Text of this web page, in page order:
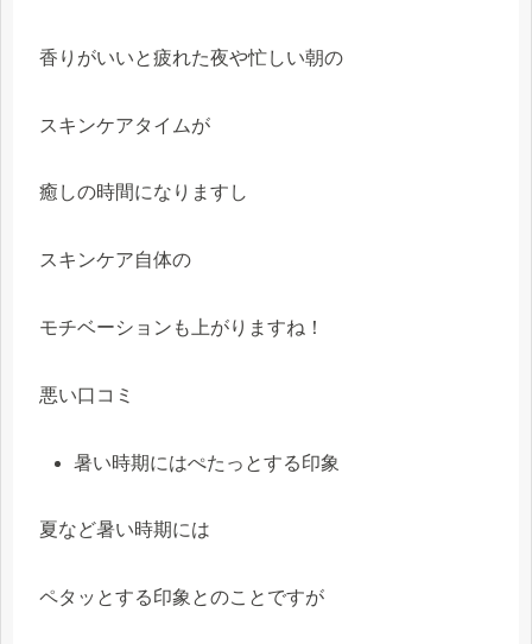
香りがいいと疲れた夜や忙しい朝の
スキンケアタイムが
癒しの時間になりますし
スキンケア自体の
モチベーションも上がりますね！
悪い口コミ
暑い時期にはぺたっとする印象
夏など暑い時期には
ペタッとする印象とのことですが